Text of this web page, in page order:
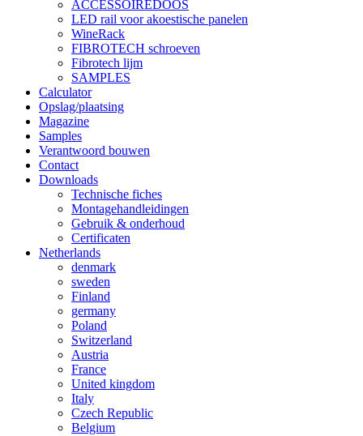
ACCESSOIREDOOS
LED rail voor akoestische panelen
WineRack
FIBROTECH schroeven
Fibrotech lijm
SAMPLES
Calculator
Opslag/plaatsing
Magazine
Samples
Verantwoord bouwen
Contact
Downloads
Technische fiches
Montagehandleidingen
Gebruik & onderhoud
Certificaten
Netherlands
denmark
sweden
Finland
germany
Poland
Switzerland
Austria
France
United kingdom
Italy
Czech Republic
Belgium